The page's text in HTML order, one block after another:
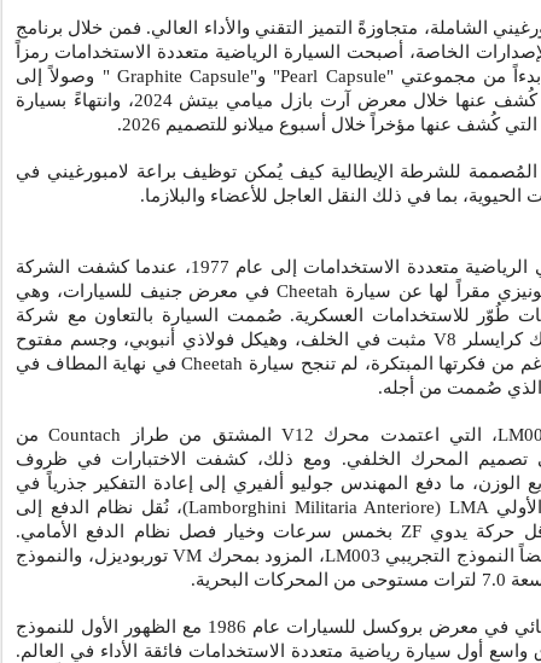
الشاملة، متجاوزةً التميز التقني والأداء العالي. فمن خلال برنامج
الخاصة، أصبحت السيارة الرياضية متعددة الاستخدامات رمزاً
بدءاً من مجموعتي "Pearl Capsule" و"Graphite Capsule" وصولاً إلى
عنها خلال معرض آرت بازل ميامي بيتش 2024، وانتهاءً بسيارة
التي كُشف عنها مؤخراً خلال أسبوع ميلانو للتصميم 2026.
المُصممة للشرطة الإيطالية كيف يُمكن توظيف براعة لامبورغيني في
بما في ذلك النقل العاجل للأعضاء والبلازما.
يعود تاريخ سيارات لامبورغيني الرياضية متعددة الاستخدامات إلى عام 1977، عندما كشفت الشركة
مقراً لها عن سيارة Cheetah في معرض جنيف للسيارات، وهي
طُوّر للاستخدامات العسكرية. صُممت السيارة بالتعاون مع شركة
كرايسلر V8 مثبت في الخلف، وهيكل فولاذي أنبوبي، وجسم مفتوح
من فكرتها المبتكرة، لم تنجح سيارة Cheetahفي نهاية المطاف في
صُممت من أجله.
، التي اعتمدت محرك V12 المشتق من طراز Countachمن
تصميم المحرك الخلفي. ومع ذلك، كشفت الاختبارات في ظروف
الوزن، ما دفع المهندس جوليو ألفيري إلى إعادة التفكير جذرياً في
LMA
(
Lamborghini Militaria Anteriore)، نُقل نظام الدفع إلى
حركة يدويZF بخمس سرعات وخيار فصل نظام الدفع الأمامي.
النموذج التجريبي LM003، المزود بمحرك VM توربوديزل، والنموذج
مستوحى من المحركات البحرية.
للسيارات عام 1986 مع الظهور الأول للنموذج
أول سيارة رياضية متعددة الاستخدامات فائقة الأداء في العالم.